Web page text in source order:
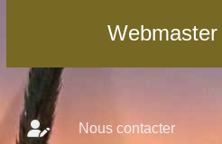
Nous contacter